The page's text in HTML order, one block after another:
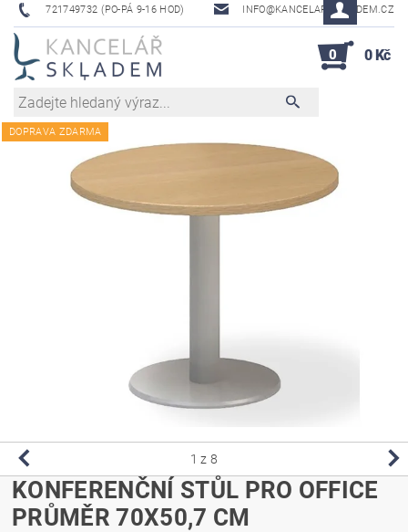
721749732 (PO-PÁ 9-16 HOD) INFO@KANCELAR-SKLADEM.CZ
0 0 Kč
DOPRAVA ZDARMA
1 z 8
KONFERENČNÍ STŮL PRO OFFICE
PRŮMĚR 70X50,7 CM